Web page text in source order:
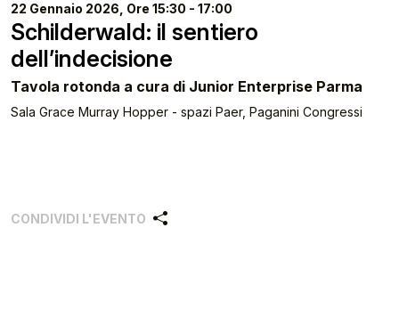
22 Gennaio 2026, Ore 15:30 - 17:00
Schilderwald: il sentiero
dell’indecisione
Tavola rotonda a cura di Junior Enterprise Parma
Sala Grace Murray Hopper - spazi Paer, Paganini Congressi
CONDIVIDI L'EVENTO